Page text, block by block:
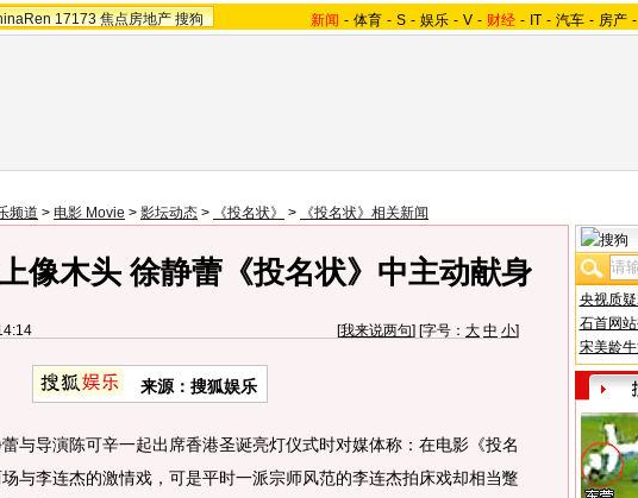
17173 焦点房地产 搜狗 新闻 - 体育 - S - 娱乐 - V - 财经 - IT - 汽车 - 房产 -
频道 > 电影 Movie > 影坛动态 > 《投名状》 > 《投名状》相关新闻
像木头 徐静蕾《投名状》中主动献身
[我来说两句] [字号： 大 中 小]
来源：搜狐娱乐
导演陈可辛一起出席香港圣诞亮灯仪式时对媒体称：在电影《投名
与李连杰的激情戏，可是平时一派宗师风范的李连杰拍床戏却相当蹩
央视质
石首网
宋美龄